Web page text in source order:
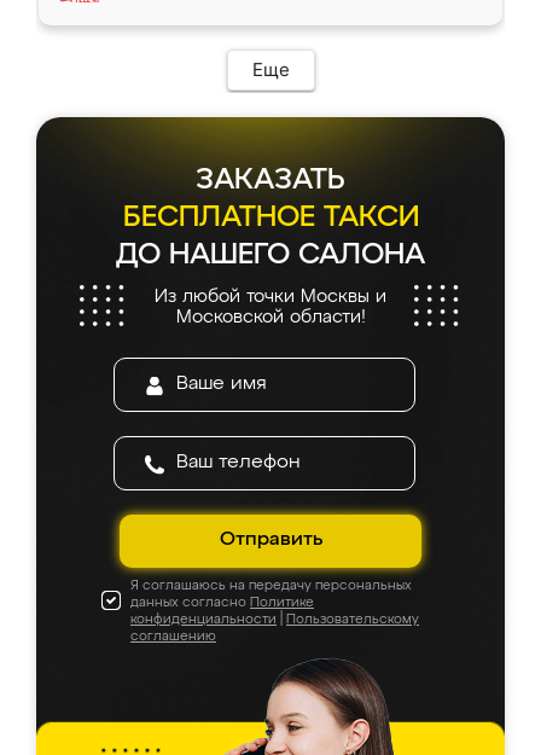
Еще
ЗАКАЗАТЬ
БЕСПЛАТНОЕ ТАКСИ
ДО НАШЕГО САЛОНА
Из любой точки Москвы и
Московской области!
Отправить
Я соглашаюсь на передачу персональных
данных согласно Политике
конфиденциальности
Пользовательскому
соглашению